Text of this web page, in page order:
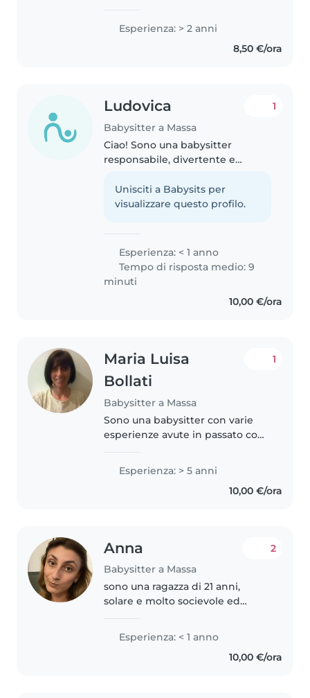
Internazionali all'Università di
Firenze. Da settembre inizierò
un Master in Cina, per questo..
Esperienza: > 2 anni
8,50 €/ora
Ludovica
Babysitter a Massa
1
Ciao! Sono una babysitter
responsabile, divertente e
età prescolare e scolare.
Frequento il terzo anno del liceo
Unisciti a Babysits per
visualizzare questo profilo.
Esperienza: < 1 anno
Tempo di risposta medio: 9
minuti
10,00 €/ora
Maria Luisa
Bollati
Babysitter a Massa
1
Sono una babysitter con varie
esperienze avute in passato con
in un asilo privato a bambini più
grandi tenuti privatamente..
Esperienza: > 5 anni
10,00 €/ora
Anna
Babysitter a Massa
2
sono una ragazza di 21 anni,
solare e molto socievole ed
l'università di Pisa nel corso di
laurea di Tecniche della
riabilitazione psichiatrica parlo
Esperienza: < 1 anno
10,00 €/ora